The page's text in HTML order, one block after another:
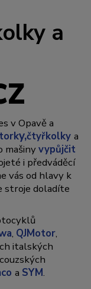
a
v Opavě a
y,čtyřkolkya
mašinyvypůjčit
i předváděcí
vás od hlavy k
stroje doladíte
, QJMotor,
italských
a SYM.